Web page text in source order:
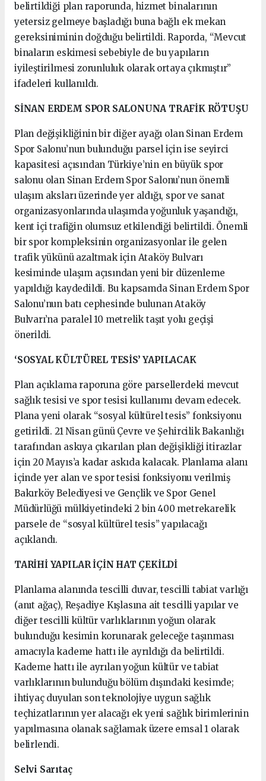
belirtildiği plan raporunda, hizmet binalarının
yetersiz gelmeye başladığı buna bağlı ek mekan
gereksiniminin doğduğu belirtildi. Raporda, “Mevcut
binaların eskimesi sebebiyle de bu yapıların
iyileştirilmesi zorunluluk olarak ortaya çıkmıştır”
ifadeleri kullanıldı.
SİNAN ERDEM SPOR SALONUNA TRAFİK RÖTUŞU
Plan değişikliğinin bir diğer ayağı olan Sinan Erdem
Spor Salonu’nun bulunduğu parsel için ise seyirci
kapasitesi açısından Türkiye’nin en büyük spor
salonu olan Sinan Erdem Spor Salonu’nun önemli
ulaşım aksları üzerinde yer aldığı, spor ve sanat
organizasyonlarında ulaşımda yoğunluk yaşandığı,
kent içi trafiğin olumsuz etkilendiği belirtildi. Önemli
bir spor kompleksinin organizasyonlar ile gelen
trafik yükünü azaltmak için Ataköy Bulvarı
kesiminde ulaşım açısından yeni bir düzenleme
yapıldığı kaydedildi. Bu kapsamda Sinan Erdem Spor
Salonu’nun batı cephesinde bulunan Ataköy
Bulvarı’na paralel 10 metrelik taşıt yolu geçişi
önerildi.
‘SOSYAL KÜLTÜREL TESİS’ YAPILACAK
Plan açıklama raporuna göre parsellerdeki mevcut
sağlık tesisi ve spor tesisi kullanımı devam edecek.
Plana yeni olarak “sosyal kültürel tesis” fonksiyonu
getirildi. 21 Nisan günü Çevre ve Şehircilik Bakanlığı
tarafından askıya çıkarılan plan değişikliği itirazlar
için 20 Mayıs’a kadar askıda kalacak. Planlama alanı
içinde yer alan ve spor tesisi fonksiyonu verilmiş
Bakırköy Belediyesi ve Gençlik ve Spor Genel
Müdürlüğü mülkiyetindeki 2 bin 400 metrekarelik
parsele de “sosyal kültürel tesis” yapılacağı
açıklandı.
TARİHİ YAPILAR İÇİN HAT ÇEKİLDİ
Planlama alanında tescilli duvar, tescilli tabiat varlığı
(anıt ağaç), Reşadiye Kışlasına ait tescilli yapılar ve
diğer tescilli kültür varlıklarının yoğun olarak
bulunduğu kesimin korunarak geleceğe taşınması
amacıyla kademe hattı ile ayrıldığı da belirtildi.
Kademe hattı ile ayrılan yoğun kültür ve tabiat
varlıklarının bulunduğu bölüm dışındaki kesimde;
ihtiyaç duyulan son teknolojiye uygun sağlık
teçhizatlarının yer alacağı ek yeni sağlık birimlerinin
yapılmasına olanak sağlamak üzere emsal 1 olarak
belirlendi.
Selvi Sarıtaç